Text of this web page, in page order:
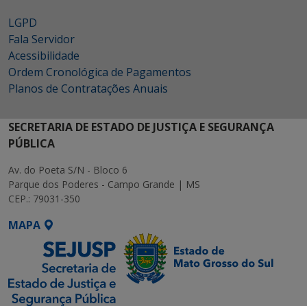
LGPD
Fala Servidor
Acessibilidade
Ordem Cronológica de Pagamentos
Planos de Contratações Anuais
SECRETARIA DE ESTADO DE JUSTIÇA E SEGURANÇA
PÚBLICA
Av. do Poeta S/N - Bloco 6
Parque dos Poderes - Campo Grande | MS
CEP.: 79031-350
MAPA